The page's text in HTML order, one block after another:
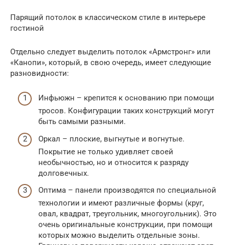
Парящий потолок в классическом стиле в интерьере
гостиной
Отдельно следует выделить потолок «Армстронг» или
«Канопи», который, в свою очередь, имеет следующие
разновидности:
Инфьюжн – крепится к основанию при помощи
тросов. Конфигурации таких конструкций могут
быть самыми разными.
Оркал – плоские, выгнутые и вогнутые.
Покрытие не только удивляет своей
необычностью, но и относится к разряду
долговечных.
Оптима – панели производятся по специальной
технологии и имеют различные формы (круг,
овал, квадрат, треугольник, многоугольник). Это
очень оригинальные конструкции, при помощи
которых можно выделить отдельные зоны.